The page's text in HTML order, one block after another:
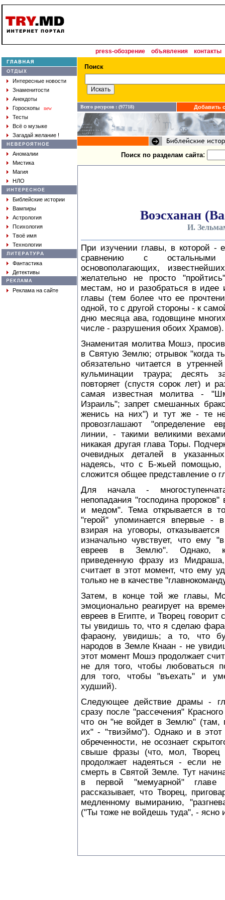
press-обозрение объявления контакты
Интересные новости
Знаменитости
Анекдоты
Гороскопы
new
Тесты
Всё о музыке
Загадай желание !
Аномалии
Мистика
Магия
НЛО
Библейские истории
Вампиры
Астрология
Психология
Твоё имя
Технологии
Фантастика
Детективы
Реклама на сайте
Всего ресурсов : (97718) Добавить
Поиск по разделам сайта:
Воэсханан
И.
При изучении главы, в которой -
сравнению с остальными
основополагающих,
желательно не просто
местам, но и разобраться в идее
главы (тем более что ее
одной, то с другой стороны - к
дню месяца ава, годовщине
числе - разрушения обоих Храмов).
Знаменитая молитва Мошэ,
в Святую Землю; отрывок "когда
обязательно читается в
кульминации траура; десять
повторяет (спустя сорок лет) и
самая известная молитва -
Израиль"; запрет смешанных
женись на них") и тут же - те
провозглашают "определение
линии, - такими великими
никакая другая глава Торы.
очевидных деталей в
надеясь, что с Б-жьей помощью,
сложится общее представление о
Для начала -
непопадания "господина
и медом". Тема открывается в
"герой" упоминается впервые
взирая на уговоры,
изначально чувствует, что ему
евреев в Землю". Однако,
приведенную фразу из
считает в этот момент, что ему
только не в качестве
Затем, в конце той же главы,
эмоционально реагирует на
евреев в Египте, и Творец говорит
ты увидишь то, что я сделаю
фараону, увидишь; а то, что
народов в Земле Кнаан - не
этот момент Мошэ продолжает
не для того, чтобы любоваться
для того, чтобы "въехать" и
худший).
Следующее действие драмы -
сразу после "рассечения"
что он "не войдет в Землю" (там,
их" - "твиэймо"). Однако и в
обреченности, не осознает
свыше фразы (что, мол, Творец
продолжает надеяться - если
смерть в Святой Земле. Тут
в первой "мемуарной"
рассказывает, что Творец,
медленному вымиранию,
("Ты тоже не войдешь туда", -